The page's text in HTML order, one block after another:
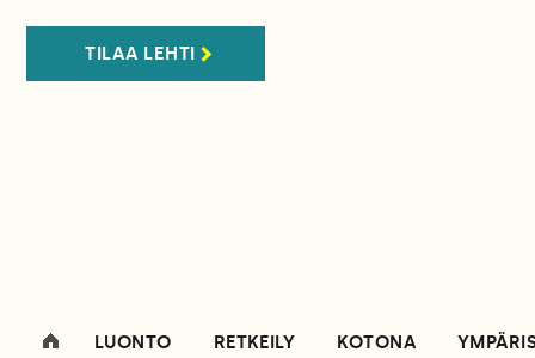
TILAA LEHTI
LUONTO RETKEILY KOTONA